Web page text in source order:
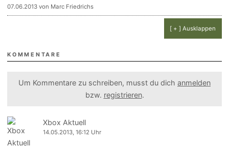
07.06.2013 von Marc Friedrichs
[ + ] Ausklappen
KOMMENTARE
Um Kommentare zu schreiben, musst du dich anmelden
bzw. registrieren.
Xbox Aktuell
14.05.2013, 16:12 Uhr